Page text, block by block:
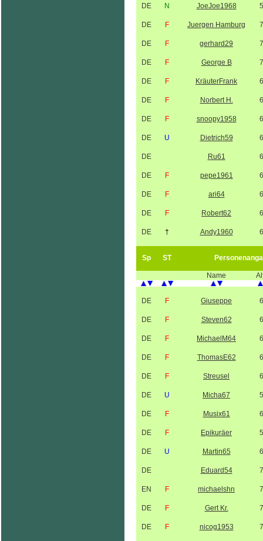
DE N JoeJoe1968
DE F Juergen Hamburg
DE F gerhard29
DE F George B
DE F KräuterFrank
DE F Norbert H.
DE F snoopy1958
DE U Dietrich59
DE Ru61
DE F pepe1961
DE F ari64
DE F Robert62
DE † Andy1960
Sp ST
Name
DE F Giuseppe
DE F Steven62
DE F MichaelM64
DE F ThomasE62
DE F Streusel
DE U Micha67
DE F Musix61
DE F Epikuräer
DE U Martin65
DE Eduard54
EN F michaelshn
DE F Gert Kr.
DE F nicog1953